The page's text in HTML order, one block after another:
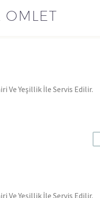
OMLET
Ve Yeşillik İle Servis Edilir.
Ve Yeşillik İle Servis Edilir.